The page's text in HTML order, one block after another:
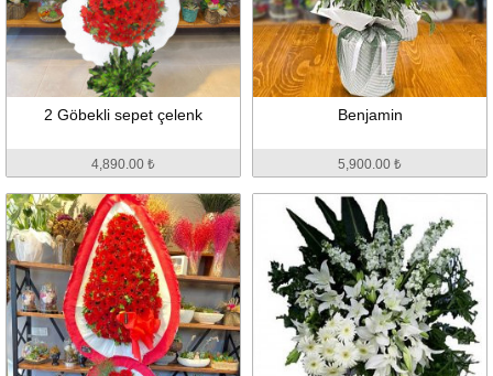
2 Göbekli sepet çelenk
4,890.00 ₺
Benjamin
5,900.00 ₺